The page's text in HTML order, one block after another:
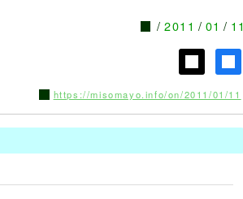
2011 01 11
https://misomayo.info/on/2011/01/11